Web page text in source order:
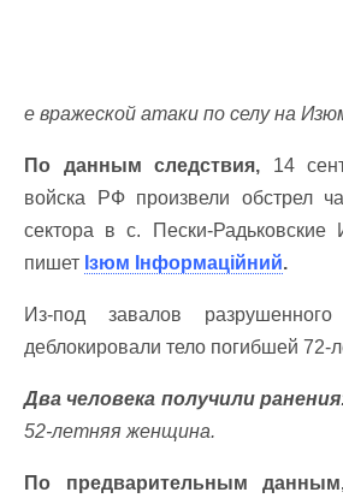
е вражеской атаки по селу на
По данным следствия, 14
войска РФ произвели обстрел
сектора в с. Пески-Радьковские
пишет Ізюм Інформаційний.
Из-под завалов
деблокировали тело погибшей
Два человека получили
52-летняя женщина.
По предварительным